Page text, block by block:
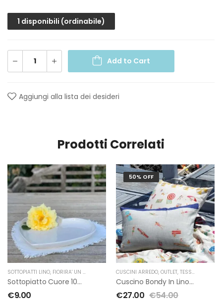
1 disponibili (ordinabile)
Add to Cart
Aggiungi alla lista dei desideri
Prodotti Correlati
SOTTOPIATTI LINO, FIORIRA' UN GIARDINO
Sottopiatto Cuore 100% Lino Grezzo Panna Di Fiorirà Un Giardino
€9.00
50% OFF
CUSCINI ARREDO, OUTLET, TESSITURA TOSCANA TELERIE
Cuscino Bondy In Lino Di Tessitura Toscana Telerie
€27.00 €54.00